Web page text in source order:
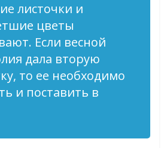
листочки и
цветы
Если весной
дала вторую
то ее необходимо
и поставить в